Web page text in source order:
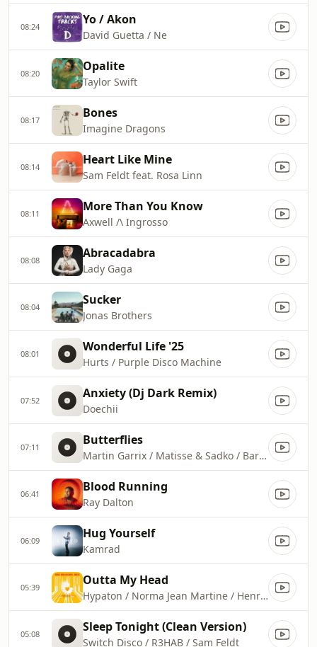
08:24 Yo / Akon
David Guetta / Ne
08:20 Opalite
Taylor Swift
08:17 Bones
Imagine Dragons
08:14 Heart Like Mine
Sam Feldt feat. Rosa Linn
08:11 More Than You Know
Axwell /\ Ingrosso
08:08 Abracadabra
Lady Gaga
08:04 Sucker
Jonas Brothers
08:01 Wonderful Life '25
Hurts / Purple Disco Machine
07:52 Anxiety (Dj Dark Remix)
Doechii
07:11 Butterflies
Martin Garrix / Matisse & Sadko / Barbz
06:41 Blood Running
Ray Dalton
06:09 Hug Yourself
Kamrad
05:39 Outta My Head
Hypaton / Norma Jean Martine / Henri PFR
05:08 Sleep Tonight (Clean Version)
Switch Disco / R3HAB / Sam Feldt